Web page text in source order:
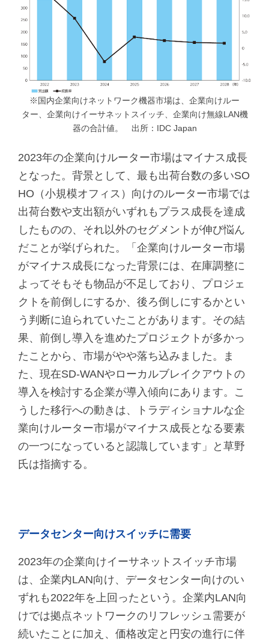
※国内企業向けネットワーク機器市場は、企業向けルー
ター、企業向けイーサネットスイッチ、企業向け無線LAN機
器の合計値。 出所：IDC Japan
2023年の企業向けルーター市場はマイナス成長
となった。背景として、最も出荷台数の多いSO
HO（小規模オフィス）向けのルーター市場では
出荷台数や支出額がいずれもプラス成長を達成
したものの、それ以外のセグメントが伸び悩ん
だことが挙げられた。「企業向けルーター市場
がマイナス成長になった背景には、在庫調整に
よってそもそも物品が不足しており、プロジェ
クトを前倒しにするか、後ろ倒しにするかとい
う判断に迫られていたことがあります。その結
果、前倒し導入を進めたプロジェクトが多かっ
たことから、市場がやや落ち込みました。ま
た、現在SD-WANやローカルブレイクアウトの
導入を検討する企業が導入傾向にあります。こ
うした移行への動きは、トラディショナルな企
業向けルーター市場がマイナス成長となる要素
の一つになっていると認識しています」と草野
氏は指摘する。
データセンター向けスイッチに需要
2023年の企業向けイーサネットスイッチ市場
は、企業内LAN向け、データセンター向けのい
ずれも2022年を上回ったという。企業内LAN向
けでは拠点ネットワークのリフレッシュ需要が
続いたことに加え、価格改定と円安の進行に伴